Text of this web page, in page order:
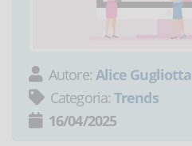
Autore: Alice Gugliotta
Categoria:Trends
16/04/2025